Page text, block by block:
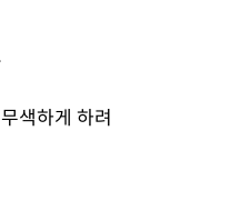
색하게 하려